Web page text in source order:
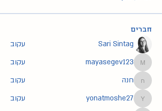
חברים
Sari Sintag עקוב
mayasegev123
mayasegev123 עקוב
חנהחנה עקוב
yonatmoshe27
yonatmoshe27 עקוב